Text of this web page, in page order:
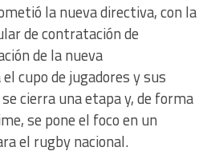
la nueva directiva, con la
de contratación de
de la nueva
cupo de jugadores y sus
cierra una etapa y, de forma
se pone el foco en un
el rugby nacional.